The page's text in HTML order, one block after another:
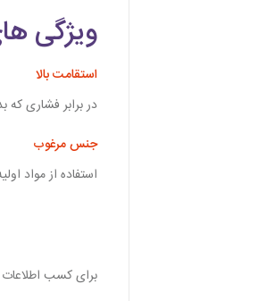
ویژگی
استقامت بالا
در برابر فشاری
جنس مرغوب
استفاده از مواد
برای کسب